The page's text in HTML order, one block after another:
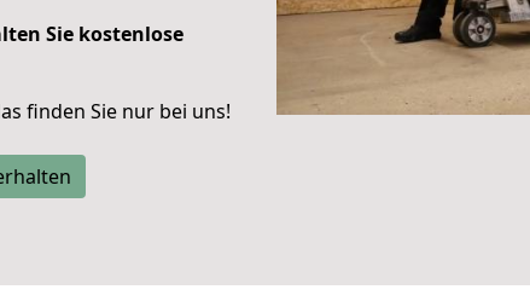
Sie kostenlose
finden Sie nur bei uns!